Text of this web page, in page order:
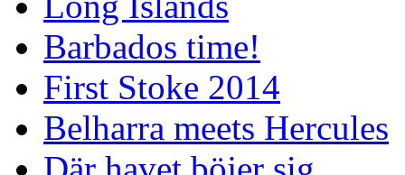
Barbados time!
First Stoke 2014
Belharra meets Hercules